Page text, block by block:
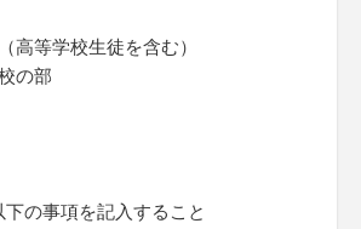
高等学校生徒を含む）
の部
の事項を記入すること